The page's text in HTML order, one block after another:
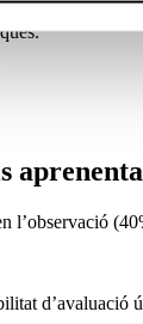
l’observació
d’avaluació